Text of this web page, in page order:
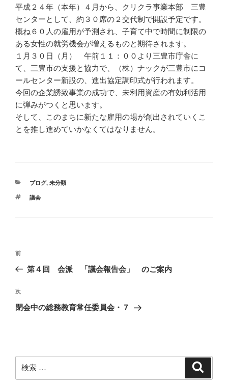
平成２４年（本年）４月から、クリクラ事業本部 三豊
センターとして、約３０席の２交代制で開設予定です。
概ね６０人の雇用が予測され、子育て中で時間に制限の
ある女性の就労機会が増えるものと期待されます。
１月３０日（月） 午前１１：００より三豊市庁舎に
て、三豊市の支援と協力で、（株）ナックが三豊市にコ
ールセンター新設の、進出協定調印式が行われます。
今回の企業誘致事業の成功で、未利用資産の有効利活用
に弾みがつくと思います。
そして、このまちに新たな雇用の場が創出されていくこ
とを推し進めていかなくてはなりません。
カ
ゴ
ブログ, 未分類
タ
議会
投
ビ
ゲ
ン
過
去
投
稿
前
第４回 会派 「議会報告会」 のご案内
次
の
次
閉会中の総務教育常任委員会・７
検
索: